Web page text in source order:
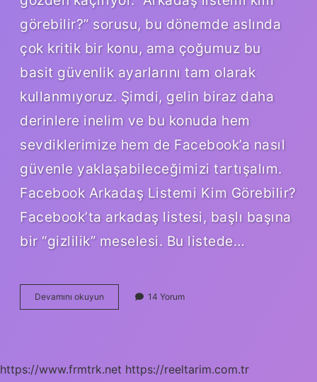
görebilir?” sorusu, bu dönemde aslında
çok kritik bir konu, ama çoğumuz bu
basit güvenlik ayarlarını tam olarak
kullanmıyoruz. Şimdi, gelin biraz daha
derinlere inelim ve bu konuda hem
sevdiklerimize hem de Facebook’a nasıl
güvenle yaklaşabileceğimizi tartışalım.
Facebook Arkadaş Listemi Kim Görebilir?
Facebook’ta arkadaş listesi, başlı başına
bir “gizlilik” meselesi. Bu listede…
Devamını okuyun Facebook’ta
arkadaş
14 Yorum
https://www.frmtrk.net https://reeltarim.com.tr